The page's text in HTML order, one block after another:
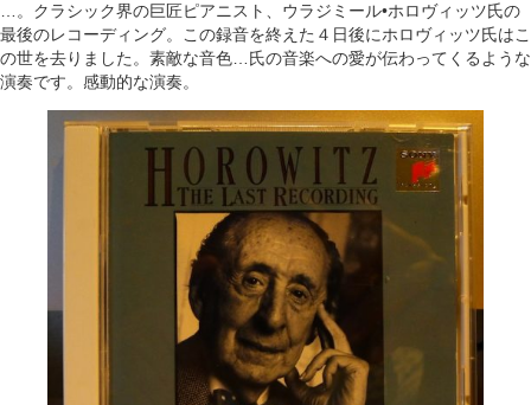
…。クラシック界の巨匠ピアニスト、ウラジミール•ホロヴィッツ氏の
最後のレコーディング。この録音を終えた４日後にホロヴィッツ氏はこ
の世を去りました。素敵な音色…氏の音楽への愛が伝わってくるような
演奏です。感動的な演奏。